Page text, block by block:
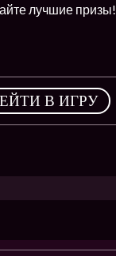
лучшие призы!
В ИГРУ ,